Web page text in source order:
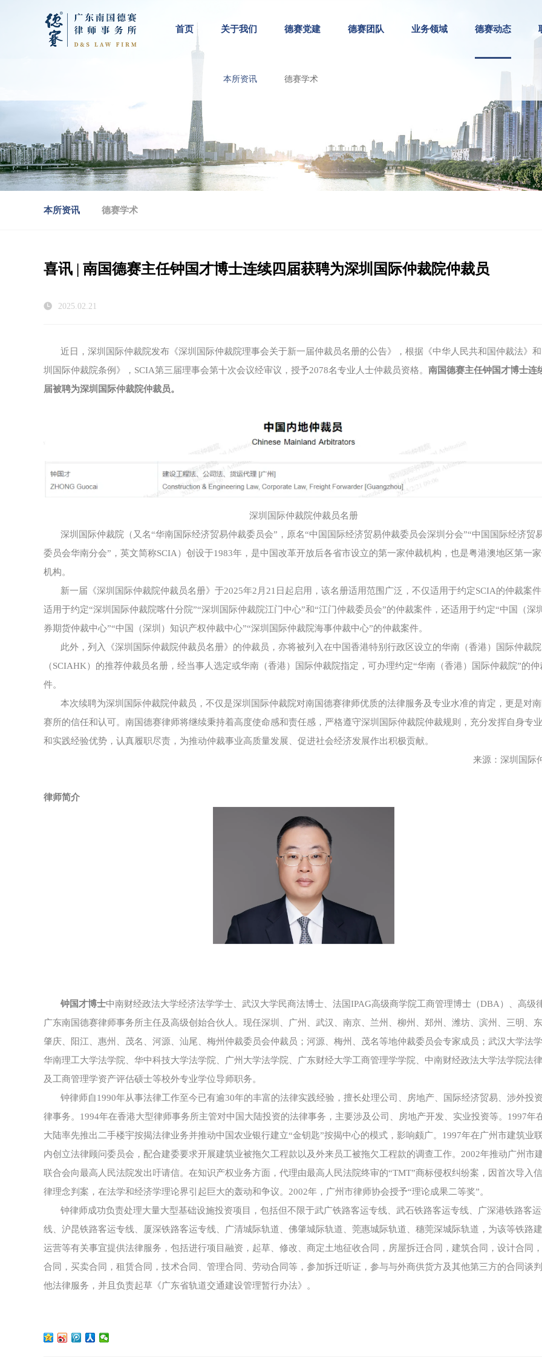
首页 关于我们 德赛党建 德赛团队 业务领域 德赛动态
本所资讯 德赛学术
本所资讯 德赛学术
喜讯 | 南国德赛主任钟国才博士连续四届获聘为深圳国际仲裁院仲裁员
2025.02.21
近日，深圳国际仲裁院发布《深圳国际仲裁院理事会关于新一届仲裁员名册的公告》，根据《中华人民共和国仲裁法》
圳国际仲裁院条例》，SCIA第三届理事会第十次会议经审议，授予2078名专业人士仲裁员资格。 南国德赛主任钟国才博士连
届被聘为深圳国际仲裁院仲裁员。
深圳国际仲裁院仲裁员名册
深圳国际仲裁院（又名“华南国际经济贸易仲裁委员会”，原名“中国国际经济贸易仲裁委员会深圳分会”“中国国际经济贸
委员会华南分会”，英文简称SCIA）创设于1983年，是中国改革开放后各省市设立的第一家仲裁机构，也是粤港澳地区第一
机构。
新一届《深圳国际仲裁院仲裁员名册》于2025年2月21日起启用，该名册适用范围广泛，不仅适用于约定SCIA的仲裁案
适用于约定“深圳国际仲裁院喀什分院”“深圳国际仲裁院江门中心”和“江门仲裁委员会”的仲裁案件，还适用于约定“中国（深
券期货仲裁中心”“中国（深圳）知识产权仲裁中心”“深圳国际仲裁院海事仲裁中心”的仲裁案件。
此外，列入《深圳国际仲裁院仲裁员名册》的仲裁员，亦将被列入在中国香港特别行政区设立的华南（香港）国际仲裁院
（SCIAHK）的推荐仲裁员名册，经当事人选定或华南（香港）国际仲裁院指定，可办理约定“华南（香港）国际仲裁院”的仲
件。
本次续聘为深圳国际仲裁院仲裁员，不仅是深圳国际仲裁院对南国德赛律师优质的法律服务及专业水准的肯定，更是对
赛所的信任和认可。南国德赛律师将继续秉持着高度使命感和责任感，严格遵守深圳国际仲裁院仲裁规则，充分发挥自身专
和实践经验优势，认真履职尽责，为推动仲裁事业高质量发展、促进社会经济发展作出积极贡献。
来源：深圳国际
律师简介
钟国才博士中南财经政法大学经济法学学士、武汉大学民商法博士、法国IPAG高级商学院工商管理博士（DBA）、高级
广东南国德赛律师事务所主任及高级创始合伙人。现任深圳、广州、武汉、南京、兰州、柳州、郑州、潍坊、滨州、三明、东
肇庆、阳江、惠州、茂名、河源、汕尾、梅州仲裁委员会仲裁员；河源、梅州、茂名等地仲裁委员会专家成员；武汉大学法学
华南理工大学法学院、华中科技大学法学院、广州大学法学院、广东财经大学工商管理学学院、中南财经政法大学法学院法
及工商管理学资产评估硕士等校外专业学位导师职务。
钟律师自1990年从事法律工作至今已有逾30年的丰富的法律实践经验，擅长处理公司、房地产、国际经济贸易、涉外投
律事务。1994年在香港大型律师事务所主管对中国大陆投资的法律事务，主要涉及公司、房地产开发、实业投资等。1997年
大陆率先推出二手楼宇按揭法律业务并推动中国农业银行建立“金钥匙”按揭中心的模式，影响颇广。1997年在广州市建筑业
内创立法律顾问委员会，配合建委要求开展建筑业被拖欠工程款以及外来员工被拖欠工程款的调查工作。2002年推动广州市
联合会向最高人民法院发出吁请信。在知识产权业务方面，代理由最高人民法院终审的“TMT”商标侵权纠纷案，因首次导入
律理念判案，在法学和经济学理论界引起巨大的轰动和争议。2002年，广州市律师协会授予“理论成果二等奖”。
钟律师成功负责处理大量大型基础设施投资项目，包括但不限于武广铁路客运专线、武石铁路客运专线、广深港铁路客
线、沪昆铁路客运专线、厦深铁路客运专线、广清城际轨道、佛肇城际轨道、莞惠城际轨道、穗莞深城际轨道，为该等铁路建
运营等有关事宜提供法律服务，包括进行项目融资，起草、修改、商定土地征收合同，房屋拆迁合同，建筑合同，设计合同
合同，买卖合同，租赁合同，技术合同、管理合同、劳动合同等，参加拆迁听证，参与与外商供货方及其他第三方的合同谈
他法律服务，并且负责起草《广东省轨道交通建设管理暂行办法》。